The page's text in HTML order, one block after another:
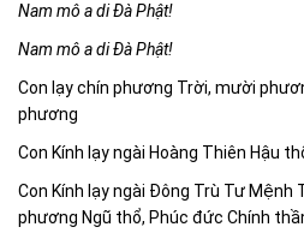
Nam mô a di Đà Phật!
Nam mô a di Đà Phật!
Con lạy chín phương Trời, mười
phương
Con Kính lạy ngài Hoàng Thiên Hậu
Con Kính lạy ngài Đông Trù Tư Mệnh
phương Ngũ thổ, Phúc đức Chính